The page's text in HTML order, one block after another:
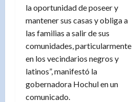
la oportunidad de poseer y
mantener sus casas y obliga a
las familias a salir de sus
comunidades, particularmente
en los vecindarios negros y
latinos”, manifestó la
gobernadora Hochul en un
comunicado.